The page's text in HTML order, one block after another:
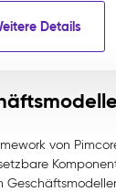
Details
von